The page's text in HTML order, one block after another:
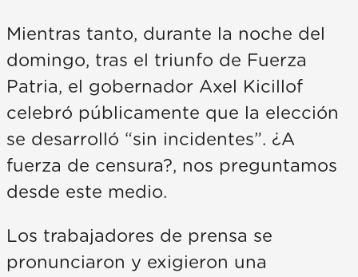
Mientras tanto, durante la noche del
domingo, tras el triunfo de Fuerza
Patria, el gobernador Axel Kicillof
celebró públicamente que la elección
se desarrolló “sin incidentes”. ¿A
fuerza de censura?, nos preguntamos
desde este medio.
Los trabajadores de prensa se
pronunciaron y exigieron una